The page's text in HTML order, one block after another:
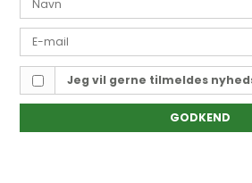
Jeg vil gerne tilmeldes
GODKEND